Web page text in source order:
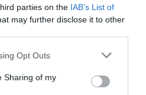
parties on the IAB’s List of
may further disclose it to other
app uses one or more Google
behaviour. You may click to
and its third-party tags to
Opt Outs
Sharing of my
από τη
στοτης Εύβοιας για τις